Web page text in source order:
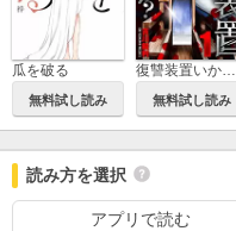
瓜を破る
無料試し読み
復讐装置いかがですか？
無料試し読み
読み方を選択
アプリで読む